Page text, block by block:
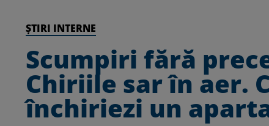
ȘTIRI INTERNE
Scumpiri fără
Chiriile sar în aer.
închiriezi un